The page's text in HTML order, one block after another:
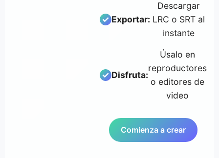
Exportar:
Descargar
LRC o SRT al
instante
Disfruta:
Úsalo en
reproductores
o editores de
video
Comienza a crear